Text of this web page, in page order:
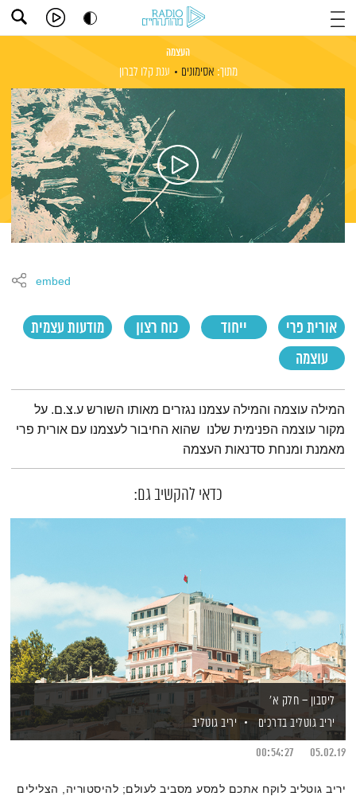
העצמה
מתוך: אסימונים ענת קלו לברון
אורית פרי ייחוד כוח רצון
מודעות עצמית
עוצמה
embed
תמצית הפודקאסט
המילה עוצמה והמילה עצמנו נגזרים מאותו השורש ע.צ.ם. על
מקור עוצמה הפנימית שלנו שהוא החיבור לעצמנו עם אורית פרי
מאמנת ומנחת סדנאות העצמה
כדאי להקשיב גם:
ליסבון – חלק א'
יריב גוטליב בדרכים
יריב גוטליב
05.02.19
00:54:27
יריב גוטליב לוקח אתכם למסע מסביב לעולם; להיסטוריה, הצלילים